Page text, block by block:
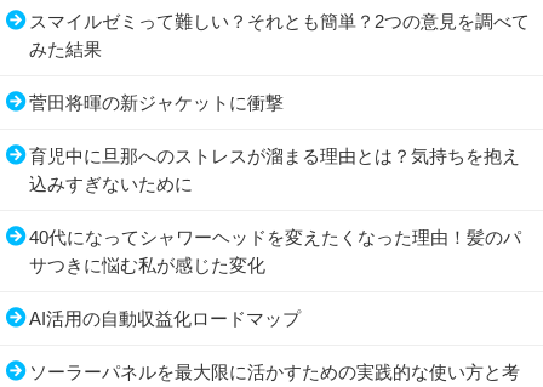
スマイルゼミって難しい？それとも簡単？2つの意見を調べて
みた結果
菅田将暉の新ジャケットに衝撃
育児中に旦那へのストレスが溜まる理由とは？気持ちを抱え
込みすぎないために
40代になってシャワーヘッドを変えたくなった理由！髪のパ
サつきに悩む私が感じた変化
AI活用の自動収益化ロードマップ
ソーラーパネルを最大限に活かすための実践的な使い方と考